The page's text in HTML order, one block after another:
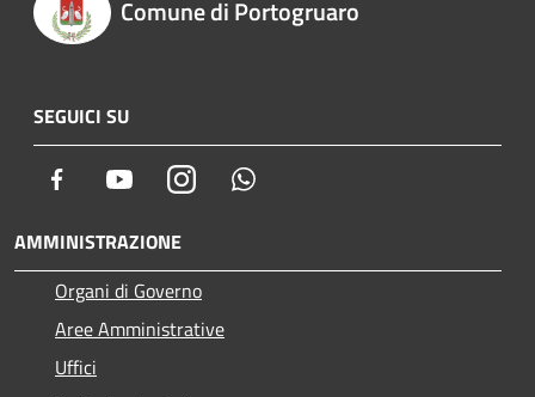
Comune di Portogruaro
SEGUICI SU
Facebook YoutubeInstagram
AMMINISTRAZIONE
Organi di Governo
Aree Amministrative
Uffici